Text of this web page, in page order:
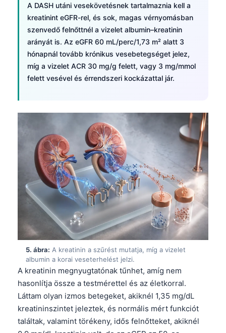
A DASH utáni vesekövetésnek tartalmaznia kell a
kreatinint eGFR-rel, és sok, magas vérnyomásban
szenvedő felnőttnél a vizelet albumin–kreatinin
arányát is. Az eGFR 60 mL/perc/1,73 m² alatt 3
hónapnál tovább krónikus vesebetegséget jelez,
míg a vizelet ACR 30 mg/g felett, vagy 3 mg/mmol
felett vesével és érrendszeri kockázattal jár.
5. ábra: A kreatinin a szűrést mutatja, míg a vizelet
albumin a korai veseterhelést jelzi.
A kreatinin megnyugtatónak tűnhet, amíg nem
hasonlítja össze a testmérettel és az életkorral.
Láttam olyan izmos betegeket, akiknél 1,35 mg/dL
kreatininszintet jeleztek, és normális mért funkciót
találtak, valamint törékeny, idős felnőtteket, akiknél